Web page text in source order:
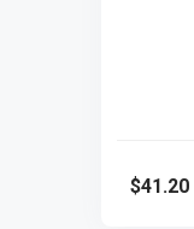
$41.20